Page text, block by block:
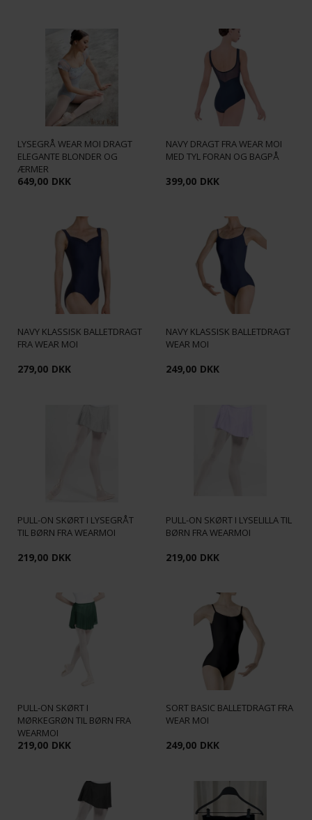
LYSEGRÅ WEAR MOI DRAGT
ELEGANTE BLONDER OG
ÆRMER
649,00 DKK
NAVY DRAGT FRA WEAR MOI
MED TYL FORAN OG BAGPÅ
399,00 DKK
NAVY KLASSISK BALLETDRAGT
FRA WEAR MOI
279,00 DKK
NAVY KLASSISK BALLETDRAGT
WEAR MOI
249,00 DKK
PULL-ON SKØRT I LYSEGRÅT
TIL BØRN FRA WEARMOI
219,00 DKK
PULL-ON SKØRT I LYSELILLA TIL
BØRN FRA WEARMOI
219,00 DKK
PULL-ON SKØRT I
MØRKEGRØN TIL BØRN FRA
WEARMOI
219,00 DKK
SORT BASIC BALLETDRAGT FRA
WEAR MOI
249,00 DKK